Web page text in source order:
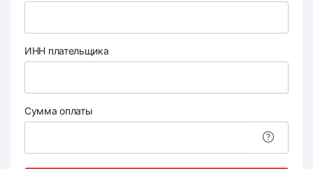
ИНН плательщика
Сумма оплаты